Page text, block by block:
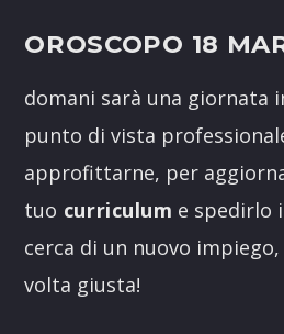
OROSCOPO 18
domani sarà una giornata
punto di vista
approfittarne, per
tuo curriculum e spedirlo
cerca di un nuovo
volta giusta!